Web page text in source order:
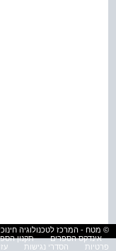
© מטח - המרכז לטכנולוגיה
אינדקס הספרים
תקנון
פרטיות
הסדרי נגישות